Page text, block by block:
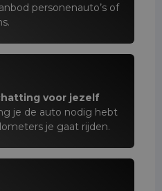
personenauto’s of
voor jezelf
je de auto nodig hebt
je gaat rijden.